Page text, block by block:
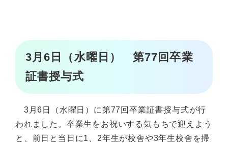
3月6日（水曜日） 第77回卒業
証書授与式
3月6日（水曜日）に第77回卒業証書授与式が行
われました。卒業生をお祝いする気もちで迎えよう
と、前日と当日に1、2年生が校舎や3年生校舎を掃